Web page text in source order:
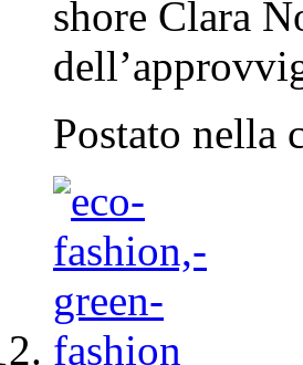
shore Clara
Postato nella